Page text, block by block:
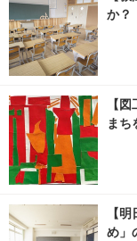
か？
【
まち
【
め」